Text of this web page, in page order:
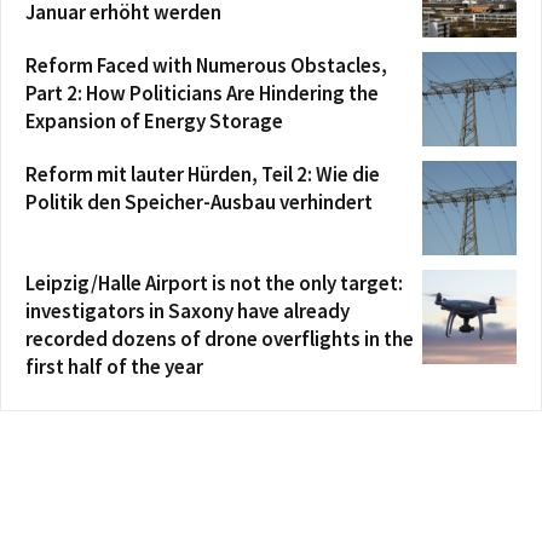
Januar erhöht werden
Reform Faced with Numerous Obstacles,
Part 2: How Politicians Are Hindering the
Expansion of Energy Storage
Reform mit lauter Hürden, Teil 2: Wie die
Politik den Speicher-Ausbau verhindert
Leipzig/Halle Airport is not the only target:
investigators in Saxony have already
recorded dozens of drone overflights in the
first half of the year